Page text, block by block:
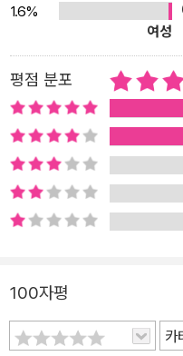
을 이해하기 위한 입문서라는
리가 살고 있는 세계를 이해하기 위한
강의에서 신, 정의, 사랑, 아름
려면 어려운 질문들을 단초로
강의「신에 대하여」에서는 ‘
하는가?’ ‘우리는 왜 절대자
하며 ‘신’이란 것에 대해 규명
무한한 가능성과 초월적인 차
없다면 우리는 아마 인간으로
“이게 정당한 거야”라고 말할
의한다. 낭시는, 정당하다는
것이 아니라 여전히 더 찾아내
1.6%
여성
평점 분포
100자평
카